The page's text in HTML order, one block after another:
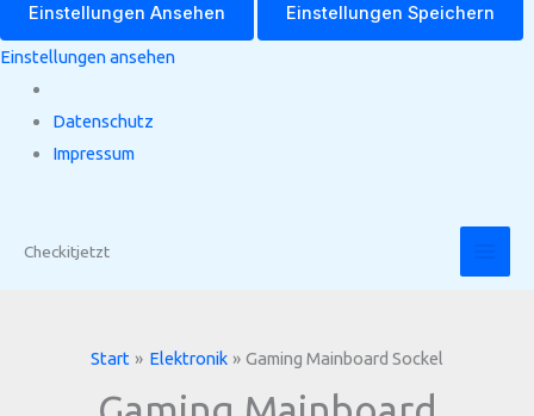
Einstellungen Ansehen Einstellungen Speichern
Einstellungen ansehen
Datenschutz
Impressum
InhaltCheckitjetzt
Start Elektronik Gaming Mainboard Sockel